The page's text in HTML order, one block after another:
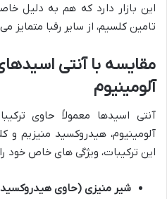
این بازار دارد که هم به دلیل
تامین کلسیم، از سایر رقبا متمایز
مقایسه با آنتی
آلومینیوم
آنتی اسیدها معمولاً حاوی
آلومینیوم، هیدروکسید منیزیم
این ترکیبات، ویژگی های خاص خود
شیر منیزی (حاوی هیدروکسید